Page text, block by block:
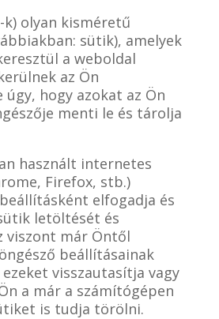
olyan kisméretű
sütik), amelyek
a weboldal
az Ön
hogy azokat az Ön
menti le és tárolja
használt internetes
Firefox, stb.)
elfogadja és
letöltését és
viszont már Öntől
beállításainak
visszautasítja vagy
a már a számítógépen
is tudja törölni.